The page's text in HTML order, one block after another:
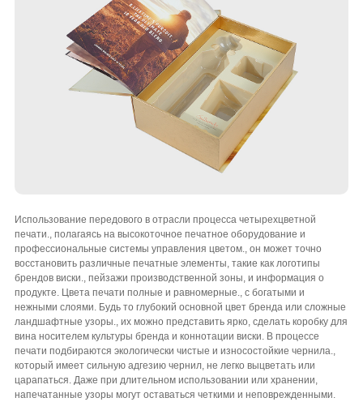
Использование передового в отрасли процесса четырехцветной
печати., полагаясь на высокоточное печатное оборудование и
профессиональные системы управления цветом., он может точно
восстановить различные печатные элементы, такие как логотипы
брендов виски., пейзажи производственной зоны, и информация о
продукте. Цвета печати полные и равномерные., с богатыми и
нежными слоями. Будь то глубокий основной цвет бренда или сложные
ландшафтные узоры., их можно представить ярко, сделать коробку для
вина носителем культуры бренда и коннотации виски. В процессе
печати подбираются экологически чистые и износостойкие чернила.,
который имеет сильную адгезию чернил, не легко выцветать или
царапаться. Даже при длительном использовании или хранении,
напечатанные узоры могут оставаться четкими и неповрежденными.